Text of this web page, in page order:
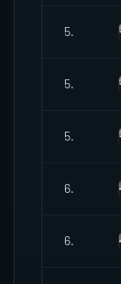
5.
5.
5.
6.
6.